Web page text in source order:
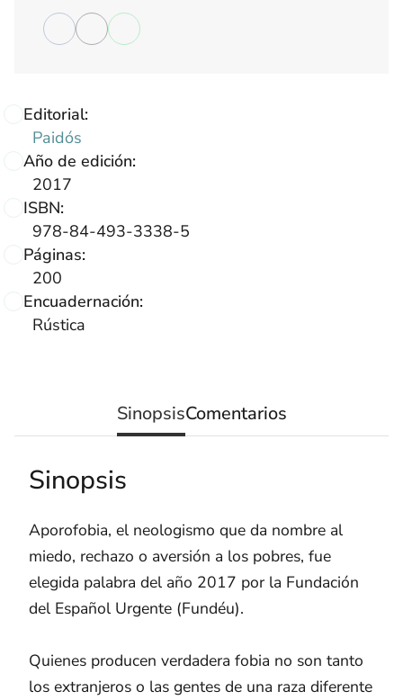
Editorial:
Paidós
Año de edición:
2017
ISBN:
978-84-493-3338-5
Páginas:
200
Encuadernación:
Rústica
SinopsisComentarios
Sinopsis
Aporofobia, el neologismo que da nombre al
miedo, rechazo o aversión a los pobres, fue
elegida palabra del año 2017 por la Fundación
del Español Urgente (Fundéu).
Quienes producen verdadera fobia no son tanto
los extranjeros o las gentes de una raza diferente